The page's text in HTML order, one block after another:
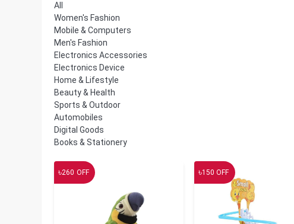
All
Women's Fashion
Mobile & Computers
Men's Fashion
Electronics Accessories
Electronics Device
Home & Lifestyle
Beauty & Health
Sports & Outdoor
Automobiles
Digital Goods
Books & Stationery
৳260 OFF ৳150 OFF